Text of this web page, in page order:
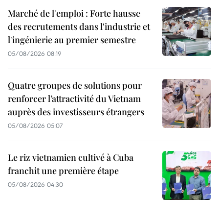
Marché de l'emploi : Forte hausse
des recrutements dans l'industrie et
l'ingénierie au premier semestre
05/08/2026 08:19
Quatre groupes de solutions pour
renforcer l’attractivité du Vietnam
auprès des investisseurs étrangers
05/08/2026 05:07
Le riz vietnamien cultivé à Cuba
franchit une première étape
05/08/2026 04:30